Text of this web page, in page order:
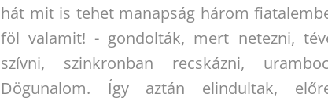
hát mit is tehet manapság három
föl valamit! - gondolták, mert netezni,
szívni, szinkronban recskázni,
Dögunalom. Így aztán elindultak,